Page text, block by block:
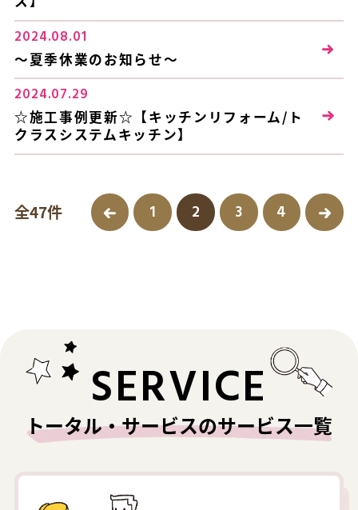
2024.08.01
～夏季休業のお知らせ～
2024.07.29
☆施工事例更新☆【キッチンリフォーム/ト
クラスシステムキッチン】
全47件 1 2 3 4
SERVICE
トータル・サービスのサービス一覧